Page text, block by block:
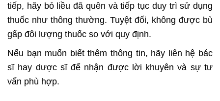
tiếp, hãy bỏ liều đã quên vàtiếp tục duy trì sử dụng
thuốc như thông thường. Tuyệt đối, không được bù
gấp đôi lượng thuốc so với quy định.
Nếu bạn muốn biết thêm thông tin, hãy liên hệ bác
sĩ hay dược sĩ để nhận được lời khuyên và sự tư
vấn phù hợp.